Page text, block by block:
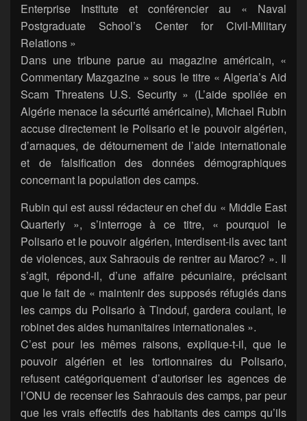
Enterprise Institute et conférencier au « Naval
Postgraduate School’s Center for Civil-Military
Relations »
Dans une tribune parue au magazine américain, «
Commentary Mazgazine » sous le titre « Algeria’s Aid
Scam Threatens U.S. Security » (L’aide spoliée en
Algérie menace la sécurité américaine), Michael Rubin
accuse directement le Polisario et le pouvoir algérien,
d’arnaques, de détournement de l’aide internationale
et de falsification des données démographiques
concernant la population des camps.
Rubin qui est aussi rédacteur en chef du « Middle East
Quarterly », s’interroge à ce titre, « pourquoi le
Polisario et le pouvoir algérien, interdisent-ils avec tant
de violences, aux Sahraouis de rentrer au Maroc? ». Il
s’agit, répond-il, d’une affaire pécuniaire, précisant
que le fait de « maintenir des supposés réfugiés dans
les camps du Polisario à Tindouf, gardera coulant, le
robinet des aides humanitaires internationales ».
C’est pour les mêmes raisons, explique-t-il, que le
pouvoir algérien et les tortionnaires du Polisario,
refusent catégoriquement d’autoriser les agences de
l’ONU de recenser les Sahraouis des camps, par peur
que les vrais effectifs des habitants des camps qu’ils